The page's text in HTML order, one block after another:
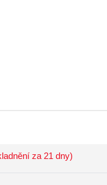
za 21 dny)